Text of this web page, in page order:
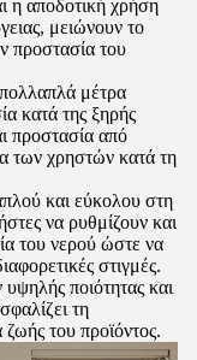
η αποδοτική χρήση
μειώνουν το
προστασία του
μέτρα
κατά της ξηρής
προστασία από
των χρηστών κατά τη
και εύκολου στη
να ρυθμίζουν και
του νερού ώστε να
στιγμές.
ποιότητας και
τη
του προϊόντος.